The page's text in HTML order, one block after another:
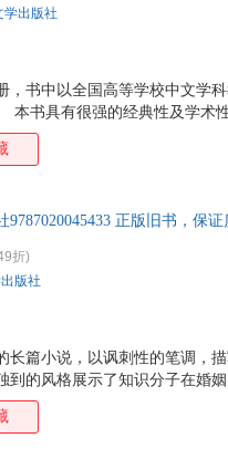
，书中以全国高等学校中文学
本书具有很强的经典性及学术
时也是其他专业大学生加强人
学出版社
9787020045433 正版旧书，保
长篇小说，以讽刺性的笔调，
到的风格展示了知识分子在婚
折)
版社